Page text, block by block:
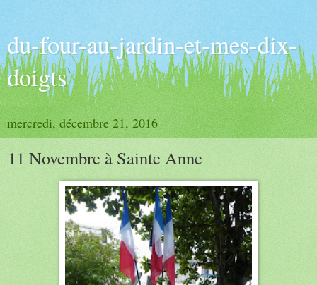
du-four-au-jardin-et-mes-dix-
doigts
mercredi, décembre 21, 2016
11 Novembre à Sainte Anne